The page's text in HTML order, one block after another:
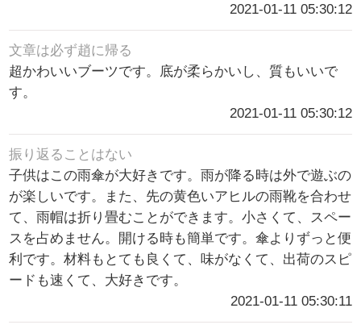
2021-01-11 05:30:12
文章は必ず趙に帰る
超かわいいブーツです。底が柔らかいし、質もいいで
す。
2021-01-11 05:30:12
振り返ることはない
子供はこの雨傘が大好きです。雨が降る時は外で遊ぶの
が楽しいです。また、先の黄色いアヒルの雨靴を合わせ
て、雨帽は折り畳むことができます。小さくて、スペー
スを占めません。開ける時も簡単です。傘よりずっと便
利です。材料もとても良くて、味がなくて、出荷のスピ
ードも速くて、大好きです。
2021-01-11 05:30:11